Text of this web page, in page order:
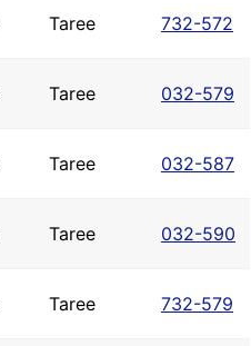
Taree 732-572
Taree 032-579
Taree 032-587
Taree 032-590
Taree 732-579